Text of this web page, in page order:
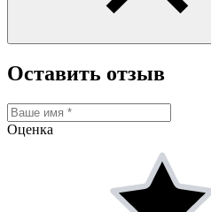
Оставить отзыв
Оценка